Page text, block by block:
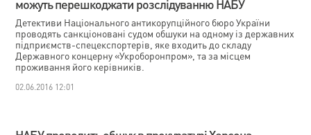
можуть перешкоджати розслідуванню НАБУ
Детективи Національного антикорупційного бюро України
проводять санкціоновані судом обшуки на одному із державних
підприємств-спецекспортерів, яке входить до складу
Державного концерну «Укроборонпром», та за місцем
проживання його керівників.
02.06.2016 12:01